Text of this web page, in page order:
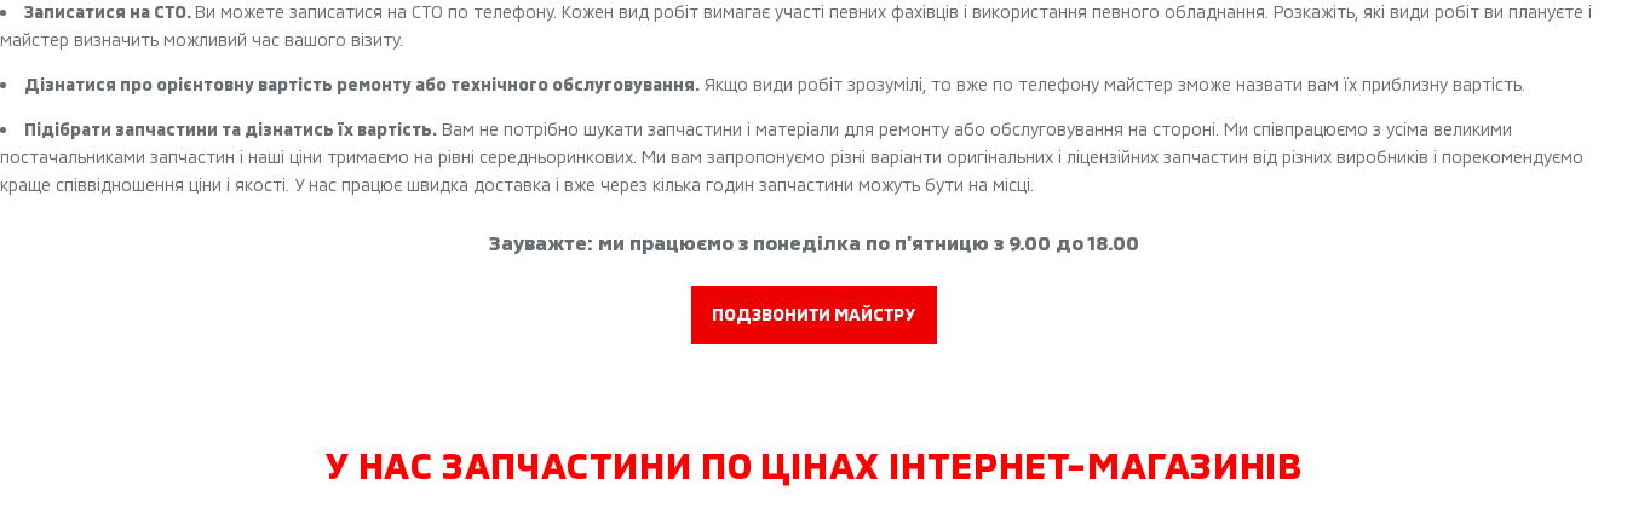
Записатися на СТО.Ви можете записатися на СТО по телефону. Кожен вид робіт вимагає участі певних фахівців і використання певного обладнання. Розкажіть, які види робіт ви плануєте і
майстер визначить можливий час вашого візиту.
Дізнатися про орієнтовну вартість ремонту або технічного обслуговування. Якщо види робіт зрозумілі, то вже по телефону майстер зможе назвати вам їх приблизну вартість.
Підібрати запчастини та дізнатись їх вартість. Вам не потрібно шукати запчастини і матеріали для ремонту або обслуговування на стороні. Ми співпрацюємо з усіма великими
постачальниками запчастин і наші ціни тримаємо на рівні середньоринкових. Ми вам запропонуємо різні варіанти оригінальних і ліцензійних запчастин від різних виробників і порекомендуємо
краще співвідношення ціни і якості. У нас працює швидка доставка і вже через кілька годин запчастини можуть бути на місці.
Зауважте: ми працюємо з понеділка по п'ятницю з 9.00 до 18.00
ПОДЗВОНИТИ МАЙСТРУ
У НАС ЗАПЧАСТИНИ ПО ЦІНАХ ІНТЕРНЕТ-МАГАЗИНІВ